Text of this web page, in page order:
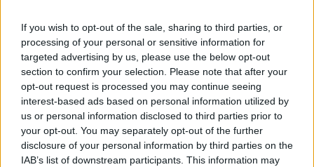
If you wish to opt-out of the sale, sharing to third parties, or
processing of your personal or sensitive information for
targeted advertising by us, please use the below opt-out
section to confirm your selection. Please note that after your
opt-out request is processed you may continue seeing
interest-based ads based on personal information utilized by
us or personal information disclosed to third parties prior to
your opt-out. You may separately opt-out of the further
disclosure of your personal information by third parties on the
IAB’s list of downstream participants. This information may